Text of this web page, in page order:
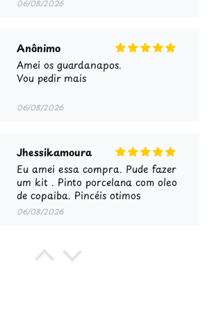
06/08/2026
Anônimo
Amei os guardanapos.
Vou pedir mais
06/08/2026
Jhessikamoura
Eu amei essa compra. Pude fazer
um kit . Pinto porcelana com oleo
de copaiba. Pincéis otimos
06/08/2026
Anônimo